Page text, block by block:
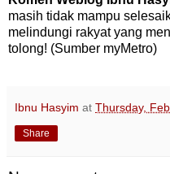
masih tidak mampu
melindungi rakyat yang
tolong! (Sumber myMetro)
Ibnu Hasyim at Thursday,
Share